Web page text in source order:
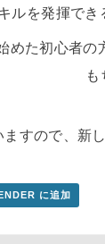
ルを発揮でき
めた初心者の
も
すので、新
に追加